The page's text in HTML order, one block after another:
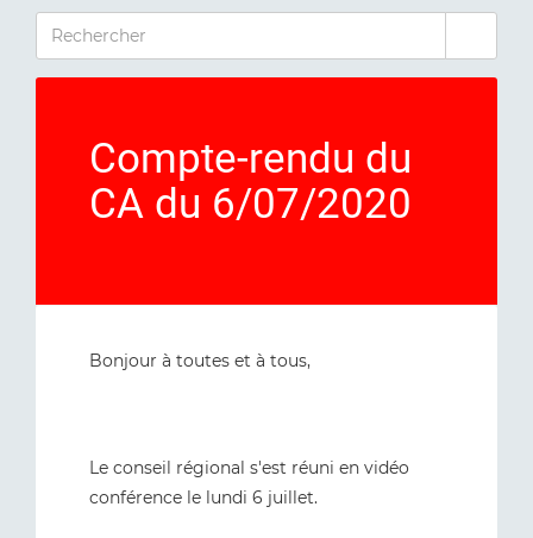
RECHERCHER
Compte-rendu du
CA du 6/07/2020
Bonjour à toutes et à tous,
Le conseil régional s'est réuni en vidéo
conférence le lundi 6 juillet.